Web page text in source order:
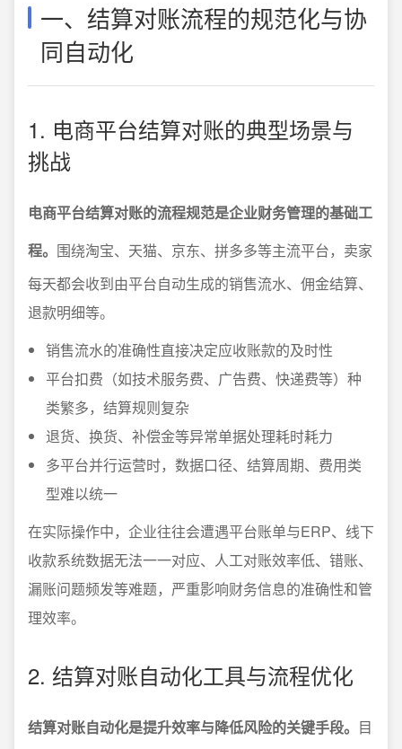
一、结算对账流程的规范化与协
同自动化
1. 电商平台结算对账的典型场景与
挑战
电商平台结算对账的流程规范是企业财务管理的基础工
程。 围绕淘宝、天猫、京东、拼多多等主流平台，卖家
每天都会收到由平台自动生成的销售流水、佣金结算、
退款明细等。
销售流水的准确性直接决定应收账款的及时性
平台扣费（如技术服务费、广告费、快递费等）种
类繁多，结算规则复杂
退货、换货、补偿金等异常单据处理耗时耗力
多平台并行运营时，数据口径、结算周期、费用类
型难以统一
在实际操作中，企业往往会遭遇平台账单与ERP、线下
收款系统数据无法一一对应、人工对账效率低、错账、
漏账问题频发等难题，严重影响财务信息的准确性和管
理效率。
2. 结算对账自动化工具与流程优化
结算对账自动化是提升效率与降低风险的关键手段。 目